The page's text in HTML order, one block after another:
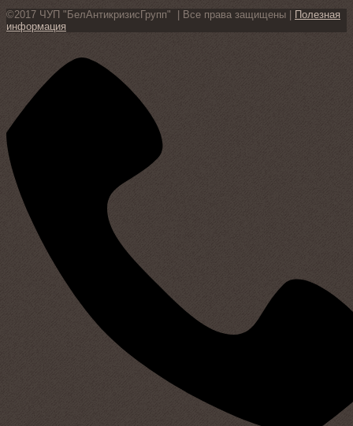
©2017 ЧУП "БелАнтикризисГрупп" | Все права защищены |
Полезная
информация